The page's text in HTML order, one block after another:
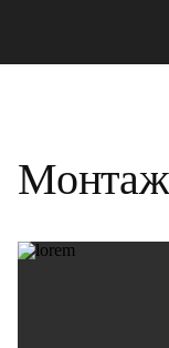
Монтаж